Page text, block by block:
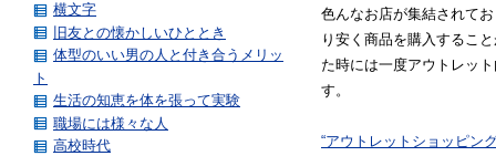
色んなお店が集結されて
り安く商品を購入するこ
た時には一度アウトレッ
す。
“アウトレットショッピン
横文字
旧友との懐かしいひととき
体型のいい男の人と付き合うメリッ
ト
生活の知恵を体を張って実験
職場には様々な人
高校時代